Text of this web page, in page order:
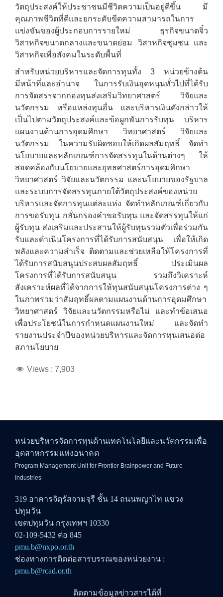
วัตถุประสงค์ให้ประชาชนมีชีวิตความเป็นอยู่ดีขึ้น มี
คุณภาพชีวิตที่ดีและยกระดับขีดความสามารถในการ
แข่งขันของผู้ประกอบการรายใหม่ ธุรกิจขนาดจิ๋ว
วิสาหกิจขนาดกลางและขนาดย่อม วิสาหกิจชุมชน และ
วิสาหกิจเพื่อสังคมในระดับพื้นที่
สำหรับหน่วยบริหารและจัดการทุนทั้ง 3 หน่วยข้างต้น
มีหน้าที่และอำนาจ ในการรับเงินอุดหนุนทั่วไปที่ได้รับ
การจัดสรรจากกองทุนส่งเสริมวิทยาศาสตร์ วิจัยและ
นวัตกรรม หรือแหล่งทุนอื่น และบริหารเงินดังกล่าวให้
เป็นไปตามวัตถุประสงค์และข้อผูกพันการรับทุน บริหาร
แผนงานด้านการอุดมศึกษา วิทยาศาสตร์ วิจัยและ
นวัตกรรม ในความรับผิดชอบให้เกิดผลสัมฤทธิ์ จัดทำ
นโยบายและหลักเกณฑ์การจัดสรรทุนในด้านต่างๆ ให้
สอดคล้องกับนโยบายและยุทธศาสตร์การอุดมศึกษา
วิทยาศาสตร์ วิจัยและนวัตกรรม และนโยบายของรัฐบาล
และระบบการจัดสรรทุนภายใต้วัตถุประสงค์ของหน่วย
บริหารและจัดการทุนแต่ละแห่ง จัดทำหลักเกณฑ์เกี่ยวกับ
การขอรับทุน กลั่นกรองคำขอรับทุน และจัดสรรทุนให้แก่
ผู้รับทุน ส่งเสริมและประสานให้ผู้รับทุนรวมตัวเพื่อร่วมกัน
รับและดำเนินโครงการที่ได้รับการสนับสนุน เพื่อให้เกิด
พลังและความสำเร็จ ติดตามและช่วยเหลือให้โครงการที่
ได้รับการสนับสนุนประสบผลสัมฤทธิ์ ประเมินผล
โครงการที่ได้รับการสนับสนุน รวมถึงวิเคราะห์
สังเคราะห์ผลที่ได้จากการให้ทุนสนับสนุนโครงการต่าง ๆ
ในภาพรวมว่าสัมฤทธิ์ผลตามแผนงานด้านการอุดมศึกษา
วิทยาศาสตร์ วิจัยและนวัตกรรมหรือไม่ และทำข้อเสนอ
เพื่อประโยชน์ในการกำหนดแผนงานใหม่ และจัดทำ
รายงานประจำปีของหน่วยบริหารและจัดการทุนเสนอต่อ
สภานโยบาย
Views : 7,903
หน่วยบริหารจัดการทุนด้านเทคโนโลยีและนวัตกรรมเพื่อ
อุตสาหกรรมแห่งอนาคต
Program Management Unit for Frontier Brainpower and Future
Industries
319 อาคารจัตุรัสจามจุรี ชั้น 14 ถนนพญาไท แขวง
ปทุมวัน
เขตปทุมวัน กรุงเทพฯ 10330
02-109-5432 ต่อ 845
pmu.b@nxpo.or.th
ช่องทางการติดต่อสารบรรณของหน่วยงาน :
pmu.b@rcad.or.th
ติดตามข้อมูลข่าวสารได้ที่